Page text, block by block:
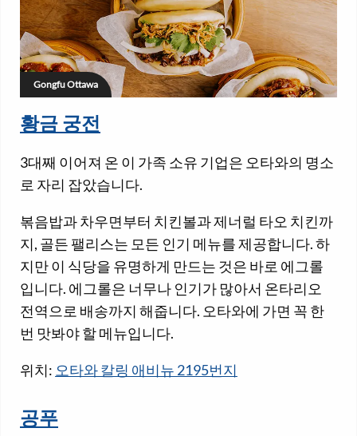
Gongfu Ottawa
황금 궁전
3대째 이어져 온 이 가족 소유 기업은 오타와의 명소
로 자리 잡았습니다.
볶음밥과 차우면부터 치킨볼과 제너럴 타오 치킨까
지, 골든 팰리스는 모든 인기 메뉴를 제공합니다. 하
지만 이 식당을 유명하게 만드는 것은 바로 에그롤
입니다. 에그롤은 너무나 인기가 많아서 온타리오
전역으로 배송까지 해줍니다. 오타와에 가면 꼭 한
번 맛봐야 할 메뉴입니다.
위치: 오타와 칼링 애비뉴 2195번지
공푸